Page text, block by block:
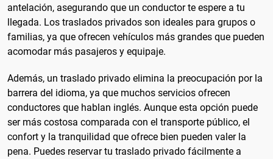
antelación, asegurando que un conductor te espere a tu
llegada. Los traslados privados son ideales para grupos o
familias, ya que ofrecen vehículos más grandes que pueden
acomodar más pasajeros y equipaje.
Además, un traslado privado elimina la preocupación por la
barrera del idioma, ya que muchos servicios ofrecen
conductores que hablan inglés. Aunque esta opción puede
ser más costosa comparada con el transporte público, el
confort y la tranquilidad que ofrece bien pueden valer la
pena. Puedes reservar tu traslado privado fácilmente a